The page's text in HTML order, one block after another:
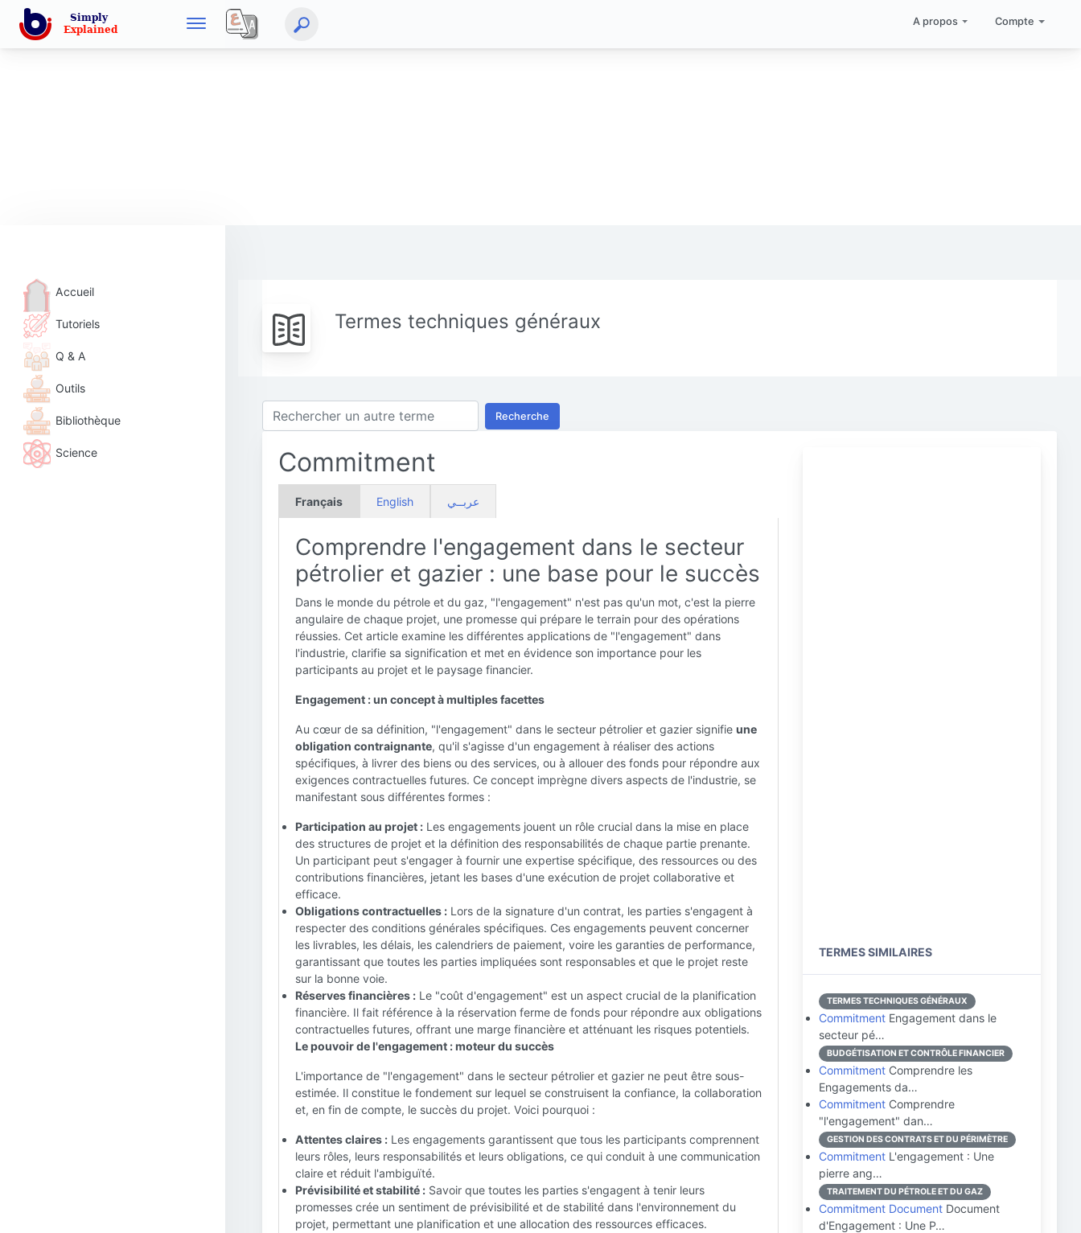
A propos Compte
Accueil
Tutoriels
Q & A
Outils
Bibliothèque
Science
Termes techniques généraux
Recherche
Commitment
Français English عربــي
Comprendre l'engagement dans le secteur
pétrolier et gazier : une base pour le succès
Dans le monde du pétrole et du gaz, "l'engagement" n'est pas qu'un mot, c'est la pierre
angulaire de chaque projet, une promesse qui prépare le terrain pour des opérations
réussies. Cet article examine les différentes applications de "l'engagement" dans
l'industrie, clarifie sa signification et met en évidence son importance pour les
participants au projet et le paysage financier.
Engagement : un concept à multiples facettes
Au cœur de sa définition, "l'engagement" dans le secteur pétrolier et gazier signifie une
obligation contraignante, qu'il s'agisse d'un engagement à réaliser des actions
spécifiques, à livrer des biens ou des services, ou à allouer des fonds pour répondre aux
exigences contractuelles futures. Ce concept imprègne divers aspects de l'industrie, se
manifestant sous différentes formes :
Participation au projet : Les engagements jouent un rôle crucial dans la mise en place
des structures de projet et la définition des responsabilités de chaque partie prenante.
Un participant peut s'engager à fournir une expertise spécifique, des ressources ou des
contributions financières, jetant les bases d'une exécution de projet collaborative et
efficace.
Obligations contractuelles : Lors de la signature d'un contrat, les parties s'engagent à
respecter des conditions générales spécifiques. Ces engagements peuvent concerner
les livrables, les délais, les calendriers de paiement, voire les garanties de performance,
garantissant que toutes les parties impliquées sont responsables et que le projet reste
sur la bonne voie.
Réserves financières : Le "coût d'engagement" est un aspect crucial de la planification
financière. Il fait référence à la réservation ferme de fonds pour répondre aux obligations
contractuelles futures, offrant une marge financière et atténuant les risques potentiels.
Le pouvoir de l'engagement : moteur du succès
L'importance de "l'engagement" dans le secteur pétrolier et gazier ne peut être sous-
estimée. Il constitue le fondement sur lequel se construisent la confiance, la collaboration
et, en fin de compte, le succès du projet. Voici pourquoi :
Attentes claires : Les engagements garantissent que tous les participants comprennent
leurs rôles, leurs responsabilités et leurs obligations, ce qui conduit à une communication
claire et réduit l'ambiguïté.
Prévisibilité et stabilité : Savoir que toutes les parties s'engagent à tenir leurs
promesses crée un sentiment de prévisibilité et de stabilité dans l'environnement du
projet, permettant une planification et une allocation des ressources efficaces.
TERMES SIMILAIRES
TERMES TECHNIQUES GÉNÉRAUX
Commitment Engagement dans le
secteur pé…
BUDGÉTISATION ET CONTRÔLE FINANCIER
Commitment Comprendre les
Engagements da…
Commitment Comprendre
"l'engagement" dan…
GESTION DES CONTRATS ET DU PÉRIMÈTRE
Commitment L'engagement : Une
pierre ang…
TRAITEMENT DU PÉTROLE ET DU GAZ
Commitment Document Document
d'Engagement : Une P…